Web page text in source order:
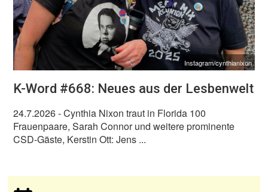
Instagram/cynthianixon
K-Word #668: Neues aus der Lesbenwelt
24.7.2026- Cynthia Nixon traut in Florida 100
Frauenpaare, Sarah Connor und weitere prominente
CSD-Gäste, Kerstin Ott: Jens ...